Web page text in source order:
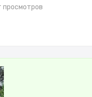
просмотров